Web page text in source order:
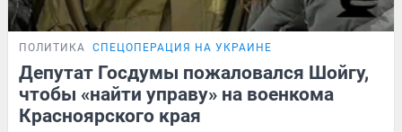
ПОЛИТИКА СПЕЦОПЕРАЦИЯ НА УКРАИНЕ
Депутат Госдумы пожаловался Шойгу,
чтобы «найти управу» на военкома
Красноярского края